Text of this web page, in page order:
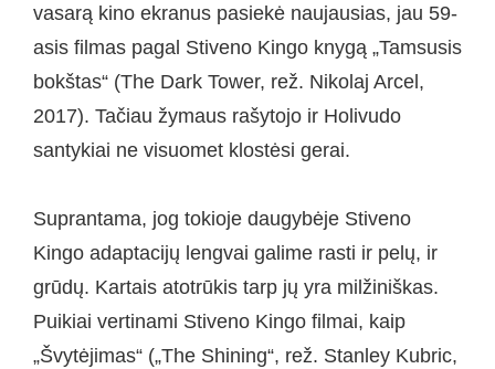
vasarą kino ekranus pasiekė naujausias, jau 59-
asis filmas pagal Stiveno Kingo knygą „Tamsusis
bokštas“ (The Dark Tower, rež. Nikolaj Arcel,
2017). Tačiau žymaus rašytojo ir Holivudo
santykiai ne visuomet klostėsi gerai.
Suprantama, jog tokioje daugybėje Stiveno
Kingo adaptacijų lengvai galime rasti ir pelų, ir
grūdų. Kartais atotrūkis tarp jų yra milžiniškas.
Puikiai vertinami Stiveno Kingo filmai, kaip
„Švytėjimas“ („The Shining“, rež. Stanley Kubric,